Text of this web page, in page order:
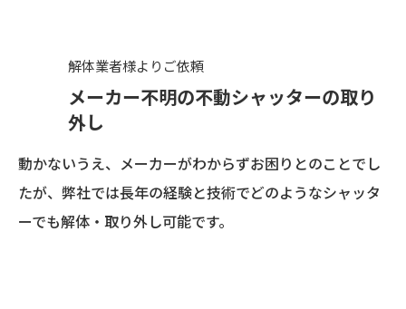
解体業者様よりご依頼
メーカー不明の不動シャッターの取り
外し
動かないうえ、メーカーがわからずお困りとのことでし
たが、弊社では長年の経験と技術でどのようなシャッタ
ーでも解体・取り外し可能です。